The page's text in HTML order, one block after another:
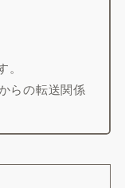
らの転送関係